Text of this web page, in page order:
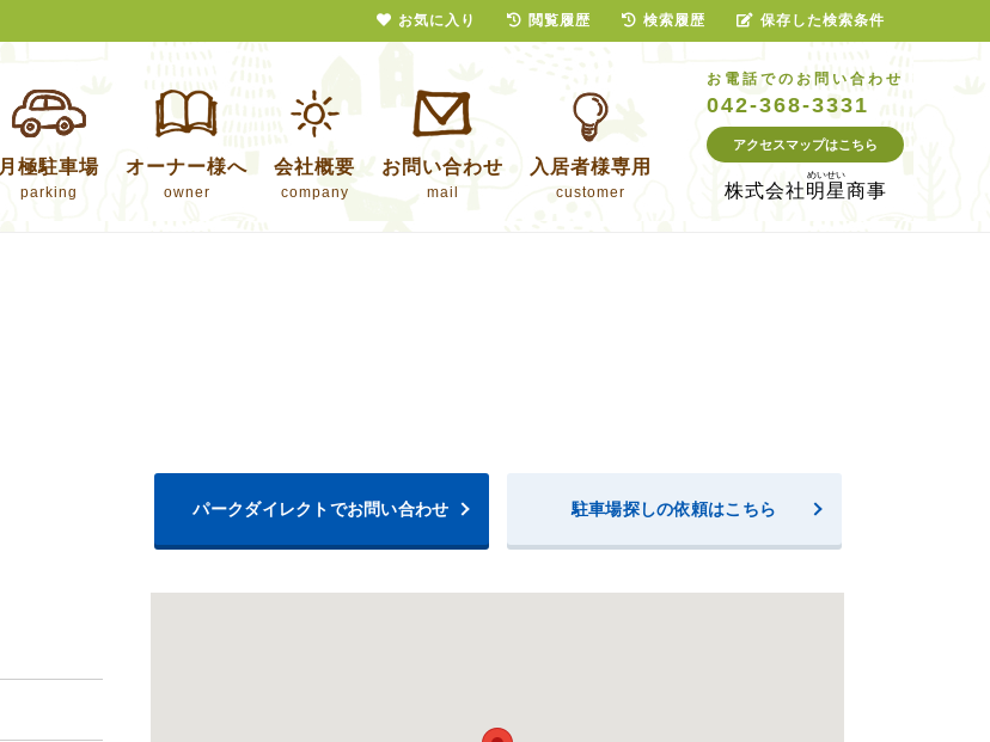
月極駐車場
parking
オーナー様へ
owner
会社概要
company
お問い合わせ
mail
入居者様専用
customer
お電話でのお問い合わせ
042-368-3331
アクセスマップはこちら
株式会社明星商事
パークダイレクトでお問い合わせ 駐車場探しの依頼はこちら
お気に入り 閲覧履歴 検索履歴 保存した検索条件